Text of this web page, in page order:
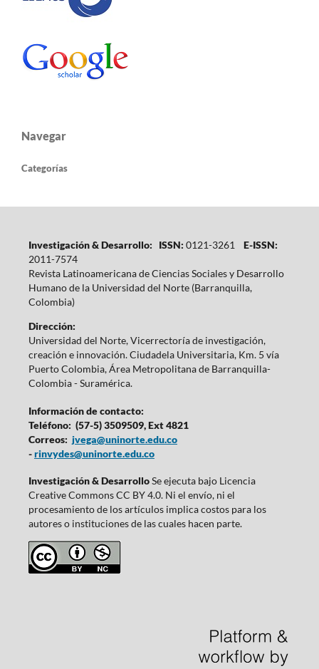
Navegar
Categorías
Investigación & Desarrollo: ISSN: 0121-3261
E-ISSN:
2011-7574
Revista Latinoamericana de Ciencias Sociales y Desarrollo
Humano de la Universidad del Norte (Barranquilla,
Colombia)
Dirección:
Universidad del Norte, Vicerrectoría de investigación,
creación e innovación. Ciudadela Universitaria, Km. 5 vía
Puerto Colombia, Área Metropolitana de Barranquilla-
Colombia - Suramérica.
Información de contacto:
Teléfono: (57-5) 3509509, Ext 4821
Correos: jvega@uninorte.edu.co
-rinvydes@uninorte.edu.co
Investigación & DesarrolloSe ejecuta bajo Licencia
Creative Commons CC BY 4.0. Ni el envío, ni el
procesamiento de los artículos implica costos para los
autores o instituciones de las cuales hacen parte.